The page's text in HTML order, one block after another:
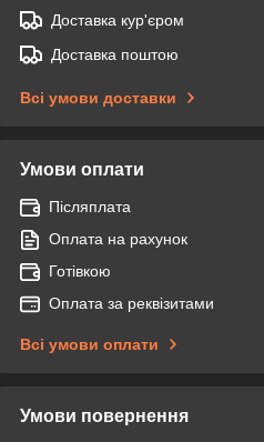
Доставка кур'єром
Доставка поштою
Всі умови доставки
Умови оплати
Післяплата
Оплата на рахунок
Готівкою
Оплата за реквізитами
Всі умови оплати
Умови повернення